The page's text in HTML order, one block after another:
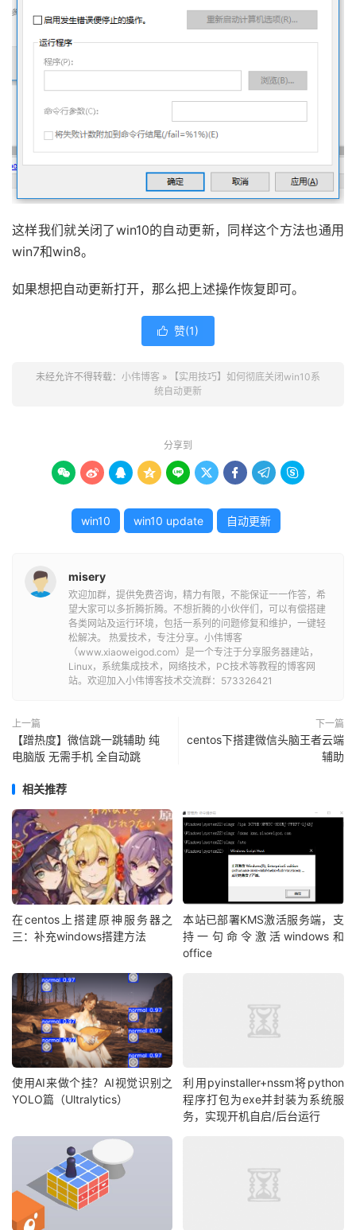
这样我们就关闭了win10的自动更新，同样这个方法也通用
win7和win8。
如果想把自动更新打开，那么把上述操作恢复即可。
 赞(1)
未经允许不得转载： 小伟博客 »
【实用技巧】如何彻底关闭win10系
统自动更新
分享到
        
win10 win10 update 自动更新
misery
欢迎加群，提供免费咨询，精力有限，不能保证一一作答，希
望大家可以多折腾折腾。不想折腾的小伙伴们，可以有偿搭建
各类网站及运行环境，包括一系列的问题修复和维护，一键轻
松解决。 热爱技术，专注分享。小伟博客
（www.xiaoweigod.com）是一个专注于分享服务器建站，
Linux，系统集成技术，网络技术，PC技术等教程的博客网
站。欢迎加入小伟博客技术交流群：573326421
上一篇
【蹭热度】微信跳一跳辅助 纯
电脑版 无需手机 全自动跳
下一篇
centos下搭建微信头脑王者云端
辅助
相关推荐
在centos上搭建原神服务器之
三：补充windows搭建方法
本站已部署KMS激活服务端，支
持一句命令激活windows和
office
使用AI来做个挂？AI视觉识别之
YOLO篇（Ultralytics）
利用pyinstaller+nssm将python
程序打包为exe并封装为系统服
务，实现开机自启/后台运行